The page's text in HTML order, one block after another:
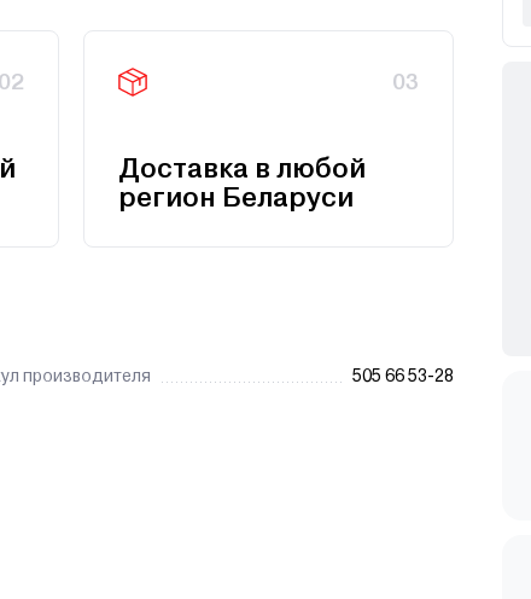
02 03
Доставка в любой
регион Беларуси
производителя 505 66 53-28